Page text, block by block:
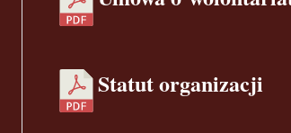
Statut organizacji